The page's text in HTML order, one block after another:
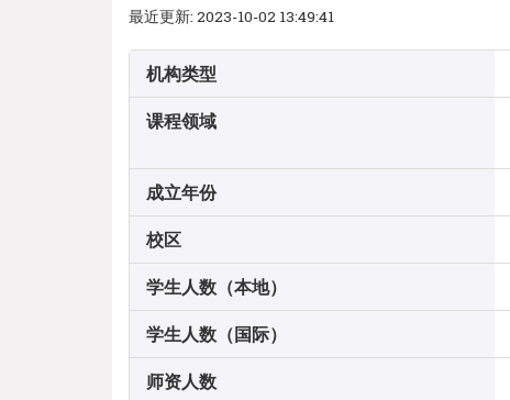
最近更新: 2023-10-02 13:49:41
机构类型
课程领域
成立年份
校区
学生人数（本地）
学生人数（国际）
师资人数